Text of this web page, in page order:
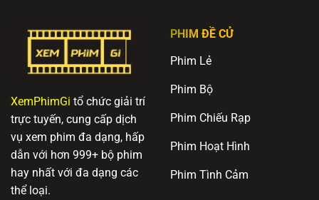
XemPhimGi tổ chức giải trí
trực tuyến, cung cấp dịch
vụ xem phim đa dạng, hấp
dẫn với hơn 999+ bộ phim
hay nhất với đa dạng các
thể loại.
PHIM ĐỀ CỬ
Phim Lẻ
Phim Bộ
Phim Chiếu Rạp
Phim Hoạt Hình
Phim Tình Cảm